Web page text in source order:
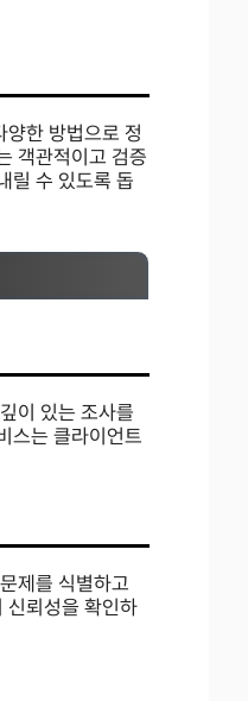
한 방법으로 정
객관적이고 검증
릴 수 있도록 돕
이 있는 조사를
스는 클라이언트
제를 식별하고
신뢰성을 확인하